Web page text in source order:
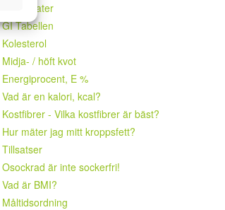
Kolhydrater
GI Tabellen
Kolesterol
Midja- / höft kvot
Energiprocent, E %
Vad är en kalori, kcal?
Kostfibrer - Vilka kostfibrer är bäst?
Hur mäter jag mitt kroppsfett?
Tillsatser
Osockrad är inte sockerfri!
Vad är BMI?
Måltidsordning